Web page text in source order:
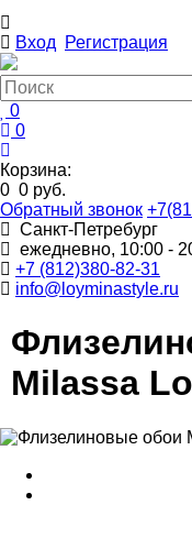
Вход Регистрация
0
0
Корзина:
0 0 руб.
Обратный звонок
Санкт-Петребург
ежедневно, 10:00 -
+7 (812)380-82-31
info@loyminastyle.ru
Milassa